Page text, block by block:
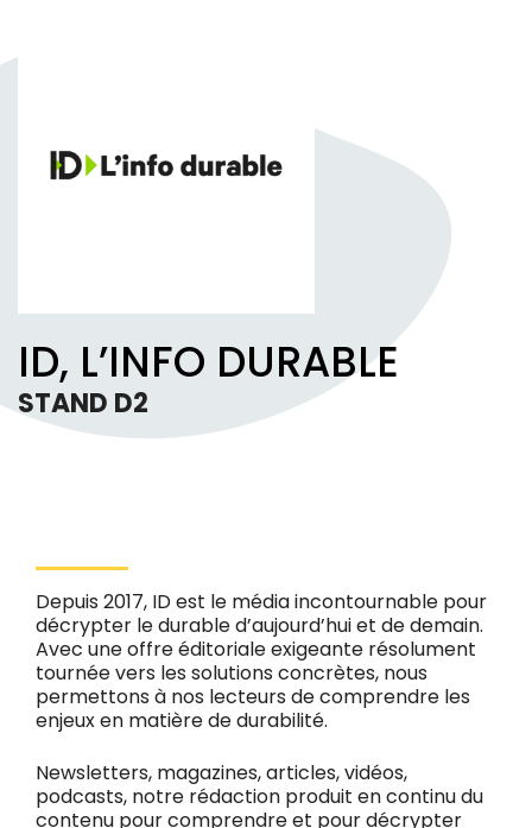
ID, L’INFO DURABLE
STAND D2
Depuis 2017, ID est le média incontournable pour
décrypter le durable d’aujourd’hui et de demain.
Avec une offre éditoriale exigeante résolument
tournée vers les solutions concrètes, nous
permettons à nos lecteurs de comprendre les
enjeux en matière de durabilité.
Newsletters, magazines, articles, vidéos,
podcasts, notre rédaction produit en continu du
contenu pour comprendre et pour décrypter